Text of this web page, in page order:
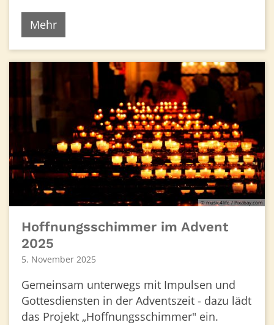
Mehr
© music4life / Pixabay.com
Hoffnungsschimmer im Advent
2025
5. November 2025
Gemeinsam unterwegs mit Impulsen und
Gottesdiensten in der Adventszeit - dazu lädt
das Projekt „Hoffnungsschimmer" ein.